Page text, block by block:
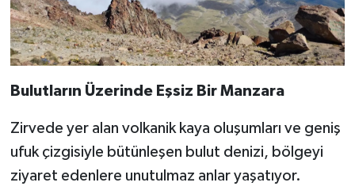
Bulutların Üzerinde Eşsiz Bir Manzara
Zirvede yer alan volkanik kaya oluşumları ve geniş
ufuk çizgisiyle bütünleşen bulut denizi, bölgeyi
ziyaret edenlere unutulmaz anlar yaşatıyor.